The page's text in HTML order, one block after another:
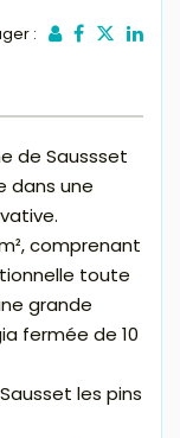
:
de Saussset
dans une
comprenant
toute
grande
fermée de 10
les pins